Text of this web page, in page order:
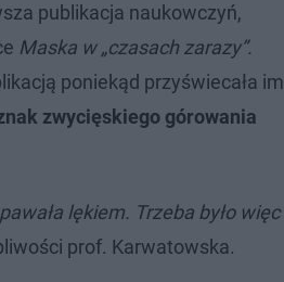
publikacja naukowczyń,
Maska w „czasach zarazy”.
poniekąd przyświecała im
zwycięskiego górowania
lękiem. Trzeba było więc
prof. Karwatowska.